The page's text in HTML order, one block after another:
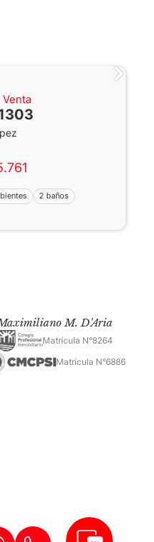
Venta
2 baños
M. D'Aria
Matrícula N°8264
Matrícula N°6886